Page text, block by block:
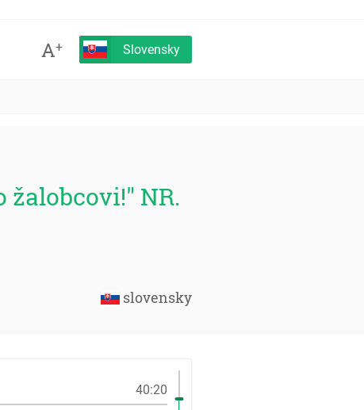
A+ Slovensky
žalobcovi!" NR.
slovensky
40:20